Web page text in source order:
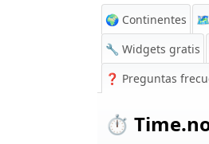
🌍 Continentes 🗺️
🔧 Widgets gratis
❓ Preguntas
⏱️